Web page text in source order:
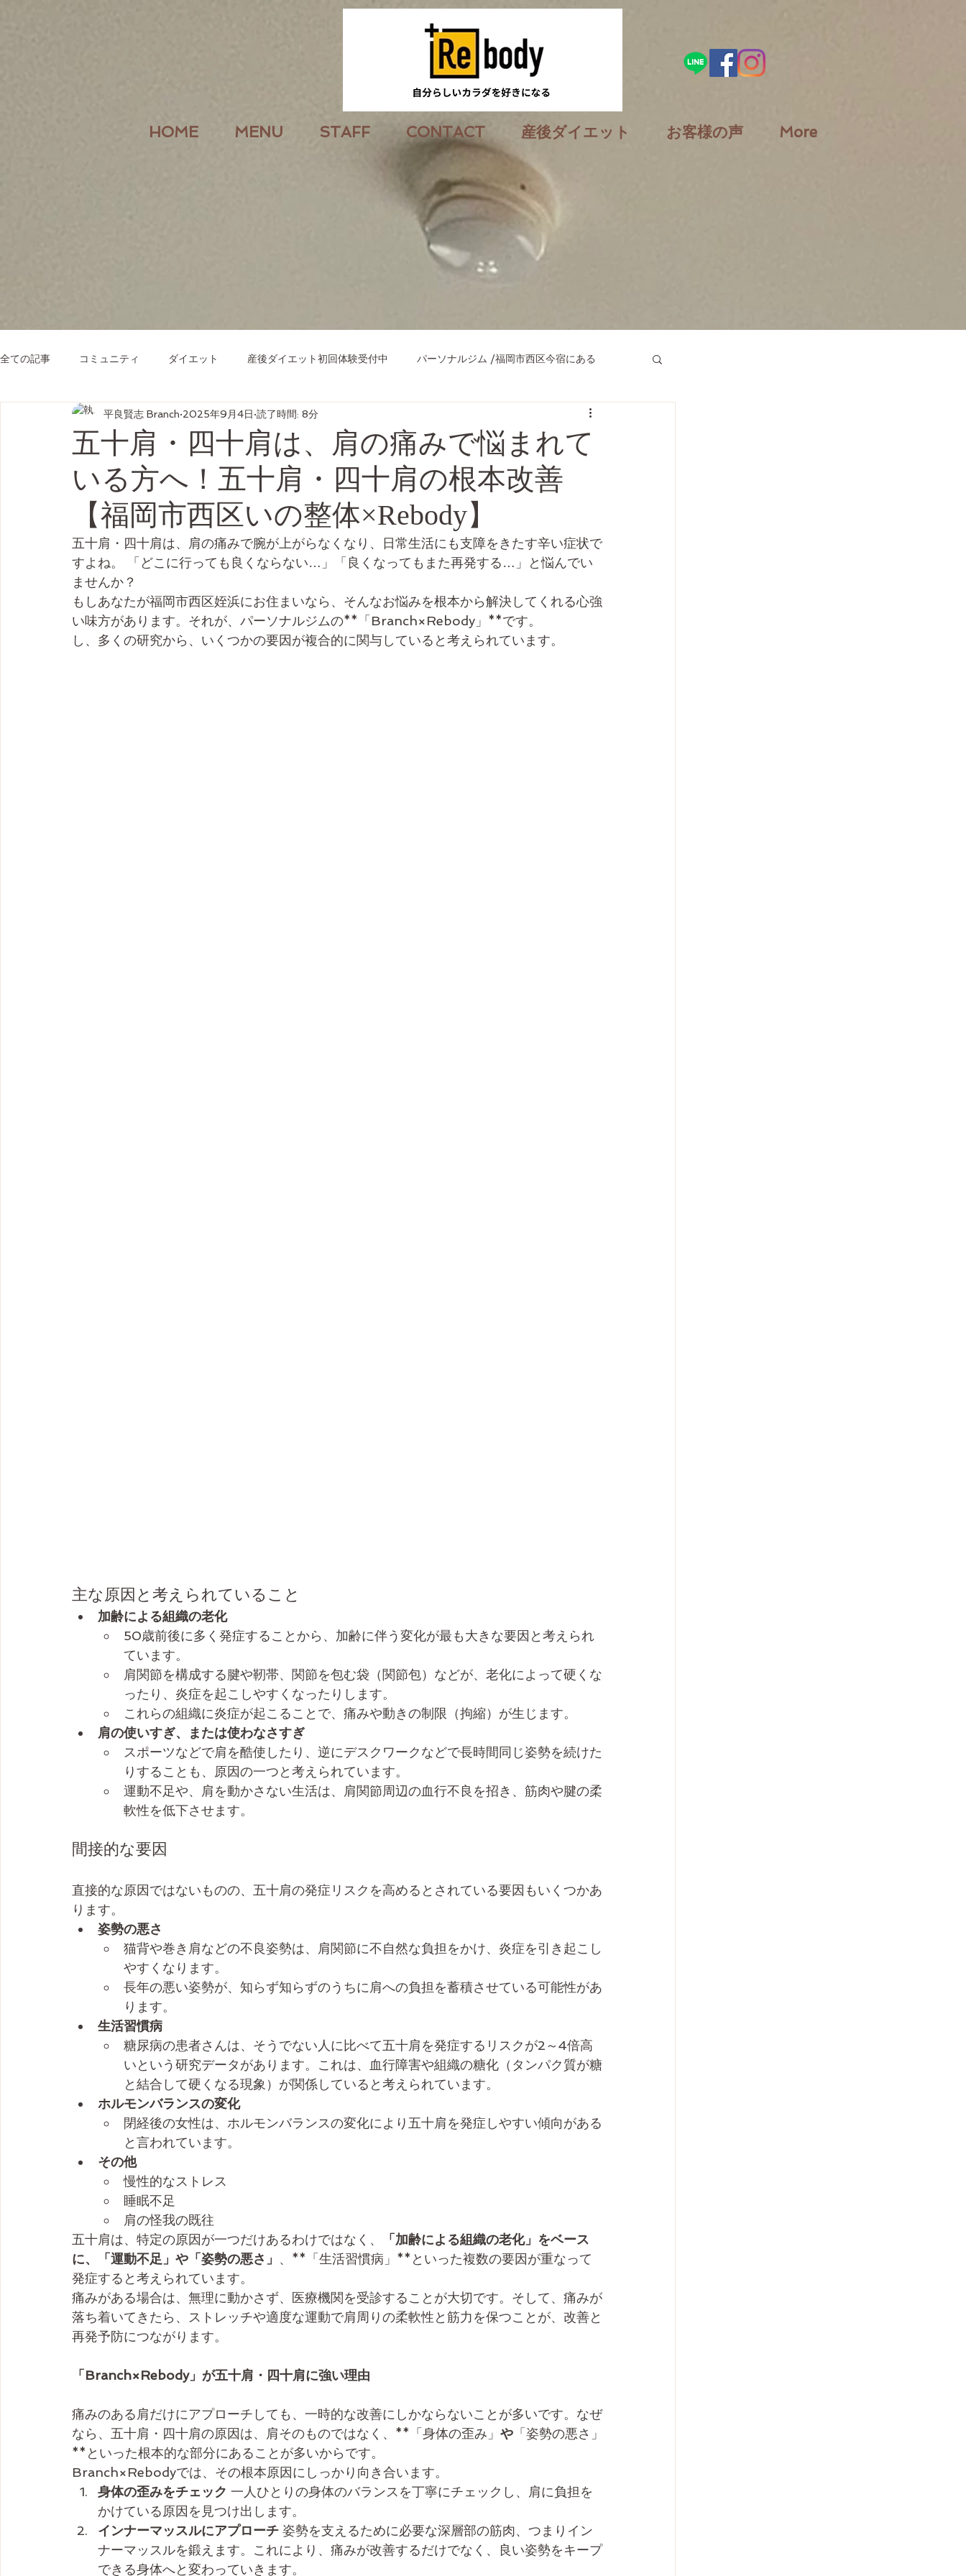
HOME MENU STAFF CONTACT 産後ダイエット お客様の声 More
全ての記事 コミュニティ ダイエット 産後ダイエット初回体験受付中 パーソナルジム /福岡市西区今宿にある
五十肩・四十肩は、肩の痛みで悩まれて
いる方へ！五十肩・四十肩の根本改善
【福岡市西区いの整体×Rebody】
平良賢志 Branch 2025年9月4日 読了時間: 8分
五十肩・四十肩は、肩の痛みで腕が上がらなくなり、日常生活にも支障をきたす辛い症状で
すよね。 「どこに行っても良くならない…」「良くなってもまた再発する…」と悩んでい
ませんか？
もしあなたが福岡市西区姪浜にお住まいなら、そんなお悩みを根本から解決してくれる心強
い味方があります。それが、パーソナルジムの**「Branch×Rebody」**です。
し、多くの研究から、いくつかの要因が複合的に関与していると考えられています。
主な原因と考えられていること
加齢による組織の老化
50歳前後に多く発症することから、加齢に伴う変化が最も大きな要因と考えられ
ています。
肩関節を構成する腱や靭帯、関節を包む袋（関節包）などが、老化によって硬くな
ったり、炎症を起こしやすくなったりします。
これらの組織に炎症が起こることで、痛みや動きの制限（拘縮）が生じます。
肩の使いすぎ、または使わなさすぎ
スポーツなどで肩を酷使したり、逆にデスクワークなどで長時間同じ姿勢を続けた
りすることも、原因の一つと考えられています。
運動不足や、肩を動かさない生活は、肩関節周辺の血行不良を招き、筋肉や腱の柔
軟性を低下させます。
間接的な要因
直接的な原因ではないものの、五十肩の発症リスクを高めるとされている要因もいくつかあ
ります。
姿勢の悪さ
猫背や巻き肩などの不良姿勢は、肩関節に不自然な負担をかけ、炎症を引き起こし
やすくなります。
長年の悪い姿勢が、知らず知らずのうちに肩への負担を蓄積させている可能性があ
ります。
生活習慣病
糖尿病の患者さんは、そうでない人に比べて五十肩を発症するリスクが2～4倍高
いという研究データがあります。これは、血行障害や組織の糖化（タンパク質が糖
と結合して硬くなる現象）が関係していると考えられています。
ホルモンバランスの変化
閉経後の女性は、ホルモンバランスの変化により五十肩を発症しやすい傾向がある
と言われています。
その他
慢性的なストレス
睡眠不足
肩の怪我の既往
五十肩は、特定の原因が一つだけあるわけではなく、
「加齢による組織の老化」をベース
に、「運動不足」や「姿勢の悪さ」 、**「生活習慣病」**といった複数の要因が重なって
発症すると考えられています。
痛みがある場合は、無理に動かさず、医療機関を受診することが大切です。そして、痛みが
落ち着いてきたら、ストレッチや適度な運動で肩周りの柔軟性と筋力を保つことが、改善と
再発予防につながります。
「Branch×Rebody」が五十肩・四十肩に強い理由
痛みのある肩だけにアプローチしても、一時的な改善にしかならないことが多いです。なぜ
なら、五十肩・四十肩の原因は、肩そのものではなく、**「身体の歪み」 や 「姿勢の悪さ」
**といった根本的な部分にあることが多いからです。
Branch×Rebodyでは、その根本原因にしっかり向き合います。
身体の歪みをチェック 一人ひとりの身体のバランスを丁寧にチェックし、肩に負担を
かけている原因を見つけ出します。
インナーマッスルにアプローチ 姿勢を支えるために必要な深層部の筋肉、つまりイン
ナーマッスルを鍛えます。これにより、痛みが改善するだけでなく、良い姿勢をキープ
できる身体へと変わっていきます。